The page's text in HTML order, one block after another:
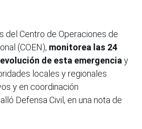
del Centro de Operaciones de
(COEN), monitorea las 24
de esta emergencia y
locales y regionales
y en coordinación
Defensa Civil, en una nota de